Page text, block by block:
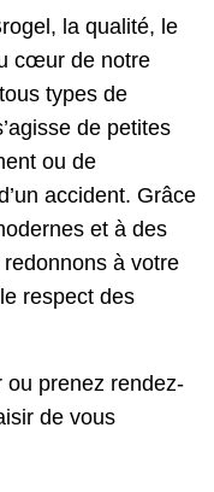
la qualité, le
cœur de notre
types de
de petites
ou de
accident. Grâce
et à des
à votre
respect des
ou prenez rendez-
de vous